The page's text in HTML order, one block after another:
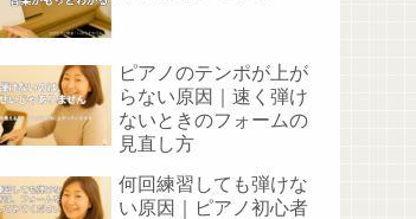
ピアノのテンポが上が
らない原因｜速く弾け
ないときのフォームの
見直し方
何回練習しても弾けな
い原因｜ピアノ初心者